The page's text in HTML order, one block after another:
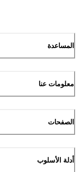
المساعدة
معلومات عنا
الصفحات
أدلة الأسلوب